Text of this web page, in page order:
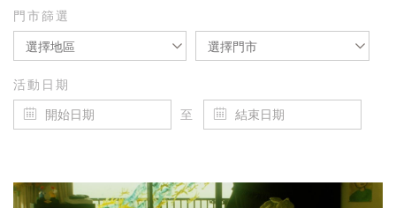
門市篩選
選擇地區 選擇門市
活動日期
至